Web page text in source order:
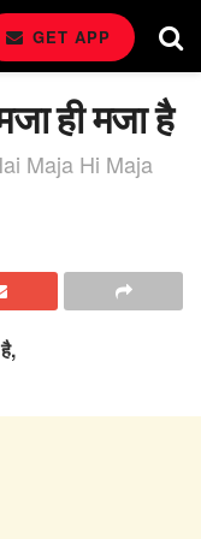
GET APP
ही मजा है
Maja Hi Maja